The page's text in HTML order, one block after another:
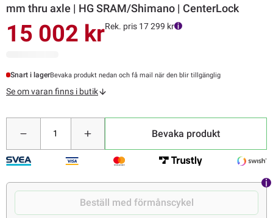
mm thru axle | HG SRAM/Shimano | CenterLock
15 002 krRek. pris 17 299 kr
Snart i lagerBevaka produkt nedan och få mail när den blir tillgänglig
Se om varan finns i butik
Bevaka produkt
Beställ med förmånscykel